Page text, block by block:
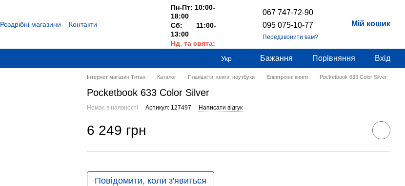
Роздрібні магазини
Контакти
Пн-Пт: 10:00-
18:00
Сб: 11:00-
13:00
Нд. та свята:
067 747-72-90
095 075-10-77
Передзвонити вам?
Мій кошик
Укр Бажання Порівняння Вхід
Інтернет магазин Титан Каталог Планшети, книги, ноутбуки Електронні книги Pocketbook 633 Color Silver
Pocketbook 633 Color Silver
Немає в наявності Артикул: 127497 Написати відгук
6 249 грн
Повідомити, коли з'явиться